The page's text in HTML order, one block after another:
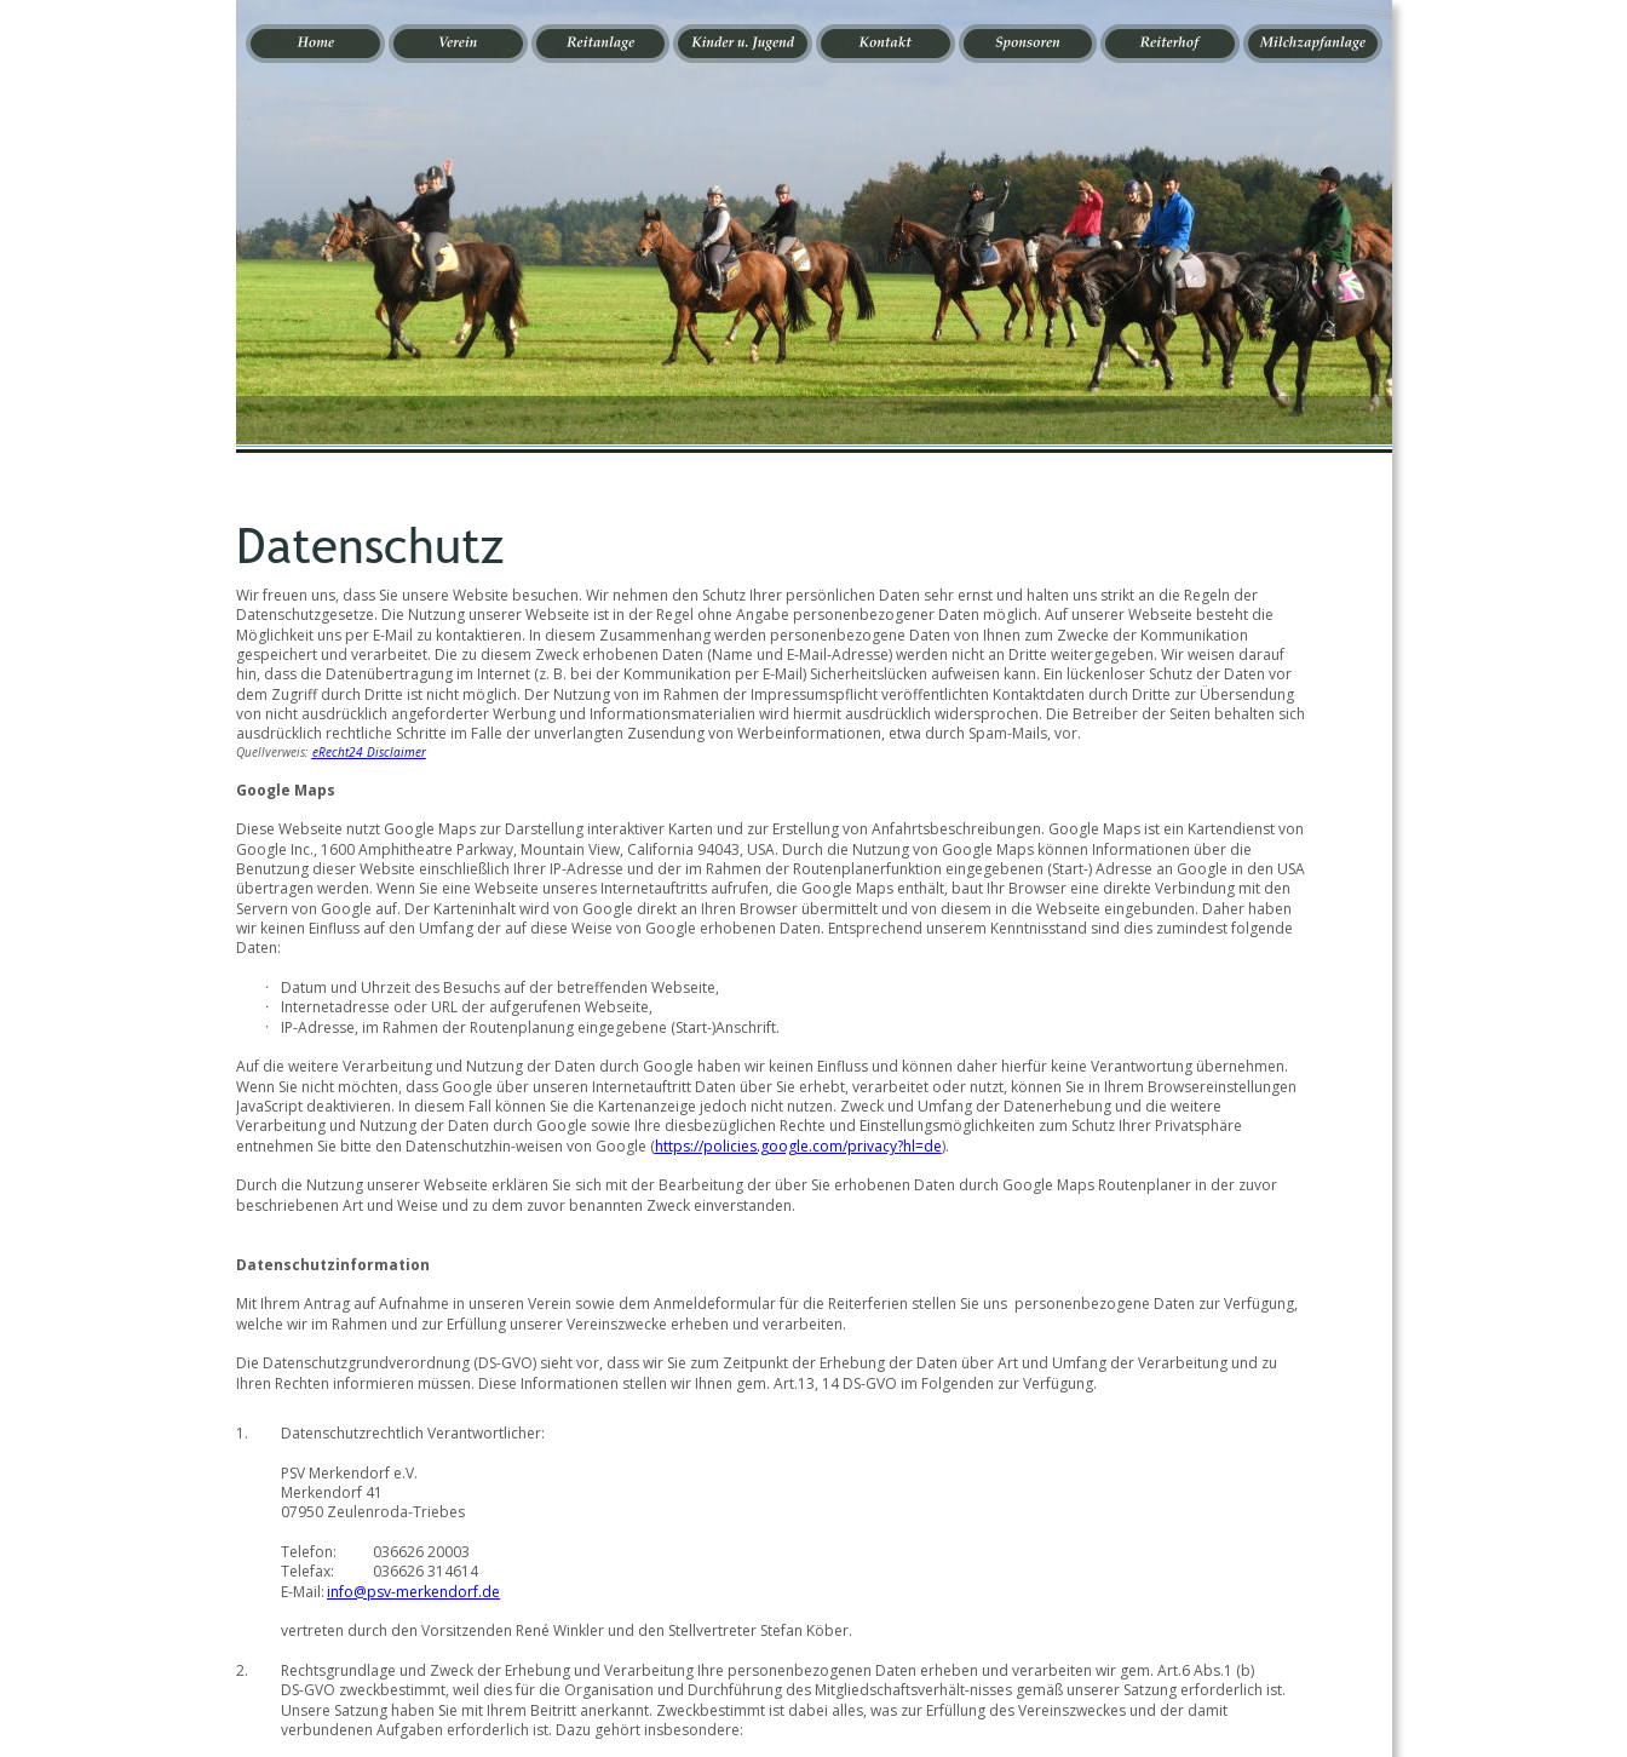
Datenschutz
Wir freuen uns, dass Sie unsere Website besuchen. Wir nehmen den Schutz Ihrer persönlichen Daten sehr ernst und halten uns strikt an die Regeln der
Datenschutzgesetze. Die Nutzung unserer Webseite ist in der Regel ohne Angabe personenbezogener Daten möglich. Auf unserer Webseite besteht die
Möglichkeit uns per E-Mail zu kontaktieren. In diesem Zusammenhang werden personenbezogene Daten von Ihnen zum Zwecke der Kommunikation
gespeichert und verarbeitet. Die zu diesem Zweck erhobenen Daten (Name und E-Mail-Adresse) werden nicht an Dritte weitergegeben. Wir weisen darauf
hin, dass die Datenübertragung im Internet (z. B. bei der Kommunikation per E-Mail) Sicherheitslücken aufweisen kann. Ein lückenloser Schutz der Daten vor
dem Zugriff durch Dritte ist nicht möglich. Der Nutzung von im Rahmen der Impressumspflicht veröffentlichten Kontaktdaten durch Dritte zur Übersendung
von nicht ausdrücklich angeforderter Werbung und Informationsmaterialien wird hiermit ausdrücklich widersprochen. Die Betreiber der Seiten behalten sich
ausdrücklich rechtliche Schritte im Falle der unverlangten Zusendung von Werbeinformationen, etwa durch Spam-Mails, vor.
Quellverweis: eRecht24 Disclaimer
Google Maps
Diese Webseite nutzt Google Maps zur Darstellung interaktiver Karten und zur Erstellung von Anfahrtsbeschreibungen. Google Maps ist ein Kartendienst von
Google Inc., 1600 Amphitheatre Parkway, Mountain View, California 94043, USA. Durch die Nutzung von Google Maps können Informationen über die
Benutzung dieser Website einschließlich Ihrer IP-Adresse und der im Rahmen der Routenplanerfunktion eingegebenen (Start-) Adresse an Google in den USA
übertragen werden. Wenn Sie eine Webseite unseres Internetauftritts aufrufen, die Google Maps enthält, baut Ihr Browser eine direkte Verbindung mit den
Servern von Google auf. Der Karteninhalt wird von Google direkt an Ihren Browser übermittelt und von diesem in die Webseite eingebunden. Daher haben
wir keinen Einfluss auf den Umfang der auf diese Weise von Google erhobenen Daten. Entsprechend unserem Kenntnisstand sind dies zumindest folgende
Daten:
Datum und Uhrzeit des Besuchs auf der betreffenden Webseite,
Internetadresse oder URL der aufgerufenen Webseite,
IP-Adresse, im Rahmen der Routenplanung eingegebene (Start-)Anschrift.
Auf die weitere Verarbeitung und Nutzung der Daten durch Google haben wir keinen Einfluss und können daher hierfür keine Verantwortung übernehmen.
Wenn Sie nicht möchten, dass Google über unseren Internetauftritt Daten über Sie erhebt, verarbeitet oder nutzt, können Sie in Ihrem Browsereinstellungen
JavaScript deaktivieren. In diesem Fall können Sie die Kartenanzeige jedoch nicht nutzen. Zweck und Umfang der Datenerhebung und die weitere
Verarbeitung und Nutzung der Daten durch Google sowie Ihre diesbezüglichen Rechte und Einstellungsmöglichkeiten zum Schutz Ihrer Privatsphäre
entnehmen Sie bitte den Datenschutzhin-weisen von Google (https://policies.google.com/privacy?hl=de).
Durch die Nutzung unserer Webseite erklären Sie sich mit der Bearbeitung der über Sie erhobenen Daten durch Google Maps Routenplaner in der zuvor
beschriebenen Art und Weise und zu dem zuvor benannten Zweck einverstanden.
Datenschutzinformation
Mit Ihrem Antrag auf Aufnahme in unseren Verein sowie dem Anmeldeformular für die Reiterferien stellen Sie uns  personenbezogene Daten zur Verfügung,
welche wir im Rahmen und zur Erfüllung unserer Vereinszwecke erheben und verarbeiten.
Die Datenschutzgrundverordnung (DS-GVO) sieht vor, dass wir Sie zum Zeitpunkt der Erhebung der Daten über Art und Umfang der Verarbeitung und zu
Ihren Rechten informieren müssen. Diese Informationen stellen wir Ihnen gem. Art.13, 14 DS-GVO im Folgenden zur Verfügung.
1.
Datenschutzrechtlich Verantwortlicher:
PSV Merkendorf e.V.
Merkendorf 41
07950 Zeulenroda-Triebes
Telefon:
036626 20003
Telefax:
036626 314614
E-Mail:info@psv-merkendorf.de
vertreten durch den Vorsitzenden René Winkler und den Stellvertreter Stefan Köber.
2.
Rechtsgrundlage und Zweck der Erhebung und Verarbeitung Ihre personenbezogenen Daten erheben und verarbeiten wir gem. Art.6 Abs.1 (b)
DS-GVO zweckbestimmt, weil dies für die Organisation und Durchführung des Mitgliedschaftsverhält-nisses gemäß unserer Satzung erforderlich ist.
Unsere Satzung haben Sie mit Ihrem Beitritt anerkannt. Zweckbestimmt ist dabei alles, was zur Erfüllung des Vereinszweckes und der damit
verbundenen Aufgaben erforderlich ist. Dazu gehört insbesondere: